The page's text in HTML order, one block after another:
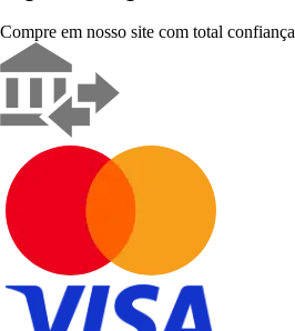
Compre em nosso site com total confiança